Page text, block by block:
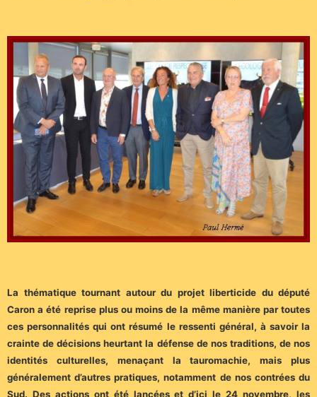
La thématique tournant autour du projet liberticide du député
Caron a été reprise plus ou moins de la même manière par toutes
ces personnalités qui ont résumé le ressenti général, à savoir la
crainte de décisions heurtant la défense de nos traditions, de nos
identités culturelles, menaçant la tauromachie, mais plus
généralement d’autres pratiques, notamment de nos contrées du
Sud. Des actions ont été lancées et d’ici le 24 novembre, les